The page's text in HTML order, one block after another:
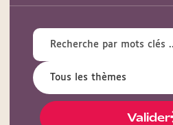
Valider